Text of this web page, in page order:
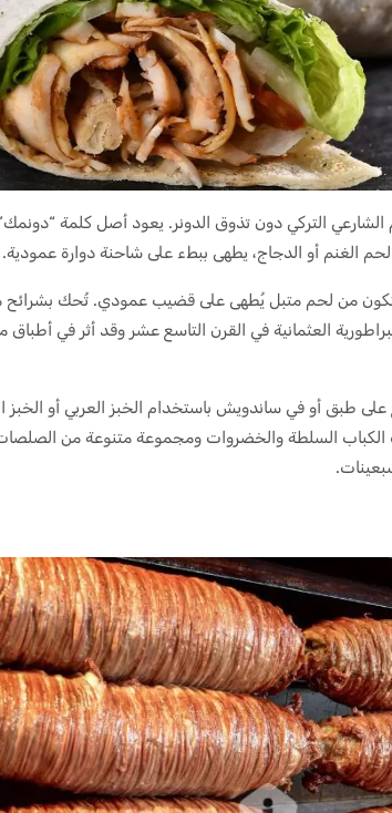
التركي دون تذوق الدونر. يعود أصل كلمة “دونمك”
الغنم أو الدجاج، يطهى ببطء على شاحنة دوارة عمودية.
تتكون من لحم متبل يُطهى على قضيب عمودي. تُحك بشرائح
العثمانية في القرن التاسع عشر وقد أثر في أطباق
طبق أو في ساندويش باستخدام الخبز العربي أو
الكباب السلطة والخضروات ومجموعة متنوعة من